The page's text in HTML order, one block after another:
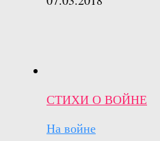
СТИХИ О ВОЙНЕ
На войне